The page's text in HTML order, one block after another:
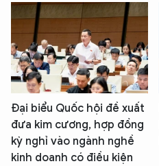
Đại biểu Quốc hội đề xuất
đưa kim cương, hợp đồng
kỳ nghỉ vào ngành nghề
kinh doanh có điều kiện